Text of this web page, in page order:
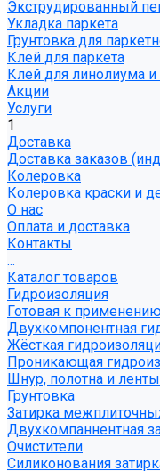
Экструдированный
Укладка паркета
Грунтовка для
Клей для паркета
Клей для линолиума и
Акции
Услуги
1
Доставка
Доставка заказов
Колеровка
Колеровка краски и
О нас
Оплата и доставка
Контакты
...
Каталог товаров
Гидроизоляция
Готовая к
Двухкомпонентная
Жёсткая
Проникающая
Шнур, полотна и
Грунтовка
Затирка
Двухкомпаннентная
Очистители
Силиконования